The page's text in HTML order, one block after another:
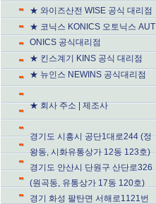
★ 와이즈산전 WISE 공식 대리점
★ 코닉스 KONICS 오토닉스 AUT
ONICS 공식대리점
★ 킨스계기 KINS 공식 대리점
★ 뉴인스 NEWINS 공식대리점
★ 회사 주소 | 제조사
경기도 시흥시 공단1대로244 (정
왕동, 시화유통상가 12동 123호)
경기도 안산시 단원구 산단로326
(원곡동, 유통상가 17동 120호)
경기 화성 팔탄면 서해로1121번